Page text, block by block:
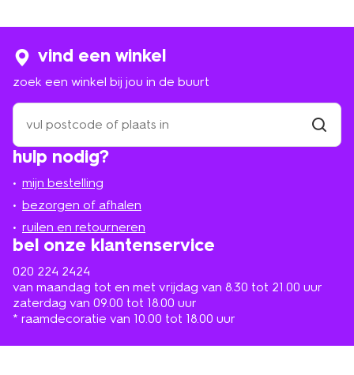
hulp nodig?
mijn bestelling
bezorgen of afhalen
ruilen en retourneren
bel onze klantenservice
020 224 2424
van maandag tot en met vrijdag van 8.30 tot 21.00 uur
zaterdag van 09.00 tot 18.00 uur
* raamdecoratie van 10.00 tot 18.00 uur
vind een winkel
zoek een winkel bij jou in de buurt
zoek
een
winkel
bij
in
de
buurt